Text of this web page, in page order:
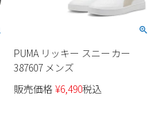
PUMA リッキー スニーカー
387607 メンズ
販売価格 ¥6,490税込